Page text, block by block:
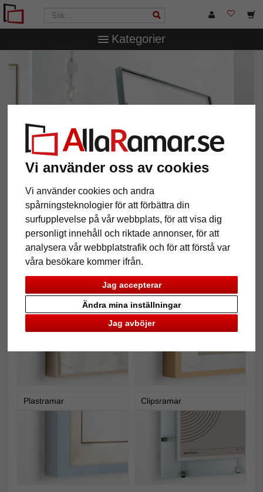
Vi använder oss av cookies
Vi använder cookies och andra
spårningsteknologier för att förbättra din
surfupplevelse på vår webbplats, för att visa dig
personligt innehåll och riktade annonser, för att
analysera vår webbplatstrafik och för att förstå var
våra besökare kommer ifrån.
Jag accepterar
Jag avböjer
Ändra mina inställningar
Kategorier
Design och kvalitet
aluminiumramar från Nielsen Design
Aluminiumramar Träramar
Plastramar Clipsramar